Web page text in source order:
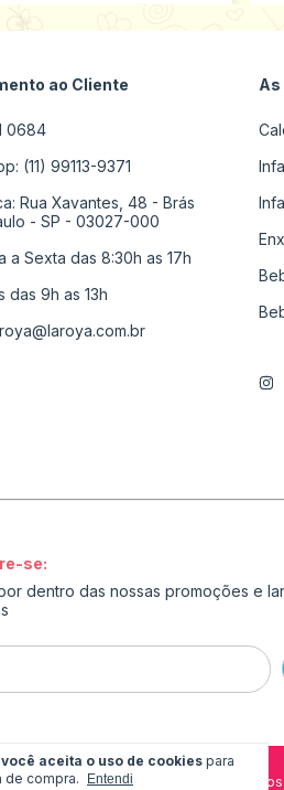
você aceita o uso de cookies para
de compra.
Entendi
ao Cliente
0684
(11) 99113-9371
Rua Xavantes, 48 - Brás
- SP - 03027-000
a Sexta das 8:30h as 17h
das 9h as 13h
se:
dentro das nossas promoções e
La Roya - 54173976000195 - 2026.